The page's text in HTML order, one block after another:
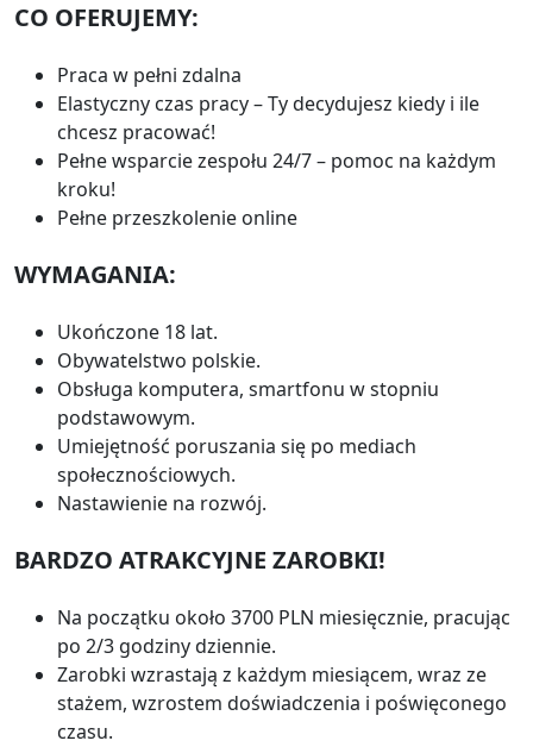
CO OFERUJEMY:
Praca w pełni zdalna
Elastyczny czas pracy – Ty decydujesz kiedy i ile
chcesz pracować!
Pełne wsparcie zespołu 24/7 – pomoc na każdym
kroku!
Pełne przeszkolenie online
WYMAGANIA:
Ukończone 18 lat.
Obywatelstwo polskie.
Obsługa komputera, smartfonu w stopniu
podstawowym.
Umiejętność poruszania się po mediach
społecznościowych.
Nastawienie na rozwój.
BARDZO ATRAKCYJNE ZAROBKI!
Na początku około 3700 PLN miesięcznie, pracując
po 2/3 godziny dziennie.
Zarobki wzrastają z każdym miesiącem, wraz ze
stażem, wzrostem doświadczenia i poświęconego
czasu.